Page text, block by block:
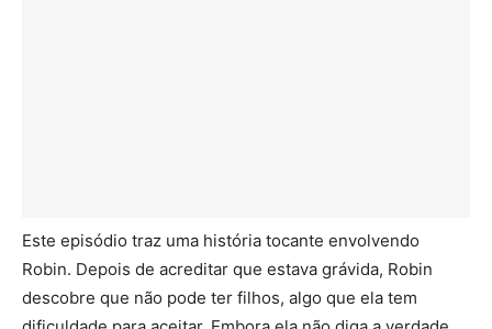
Este episódio traz uma história tocante envolvendo
Robin. Depois de acreditar que estava grávida, Robin
descobre que não pode ter filhos, algo que ela tem